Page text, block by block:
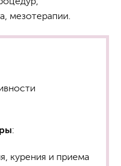
мезотерапии.
:
курения и приема